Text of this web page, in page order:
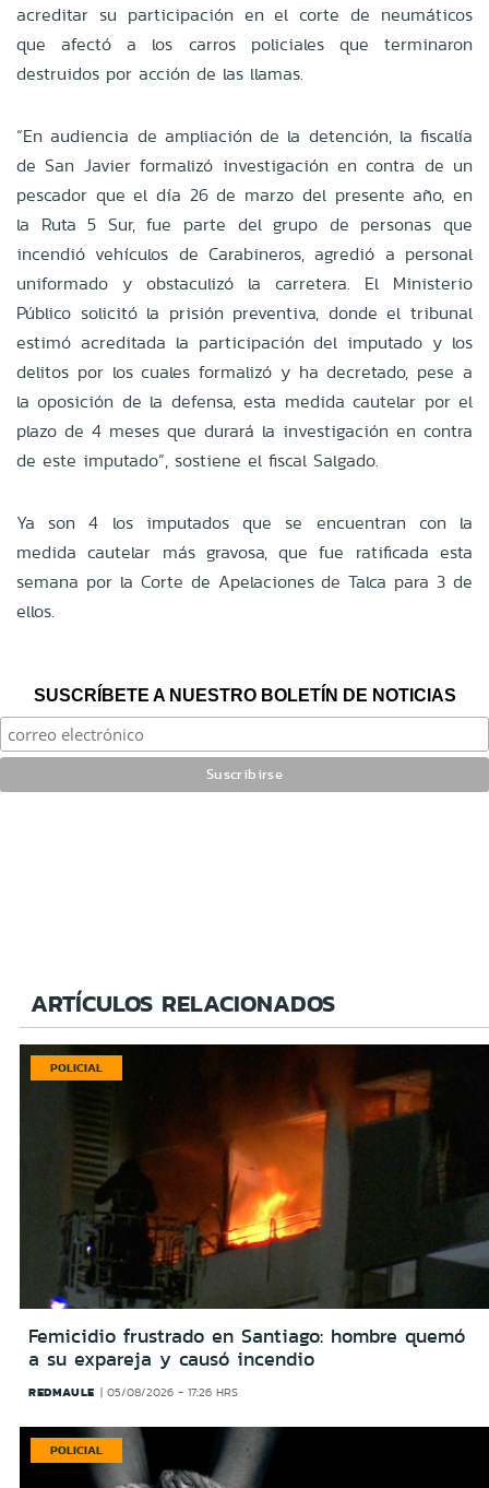
acreditar su participación en el corte de neumáticos
que afectó a los carros policiales que terminaron
destruidos por acción de las llamas.
“En audiencia de ampliación de la detención, la fiscalía
de San Javier formalizó investigación en contra de un
pescador que el día 26 de marzo del presente año, en
la Ruta 5 Sur, fue parte del grupo de personas que
incendió vehículos de Carabineros, agredió a personal
uniformado y obstaculizó la carretera. El Ministerio
Público solicitó la prisión preventiva, donde el tribunal
estimó acreditada la participación del imputado y los
delitos por los cuales formalizó y ha decretado, pese a
la oposición de la defensa, esta medida cautelar por el
plazo de 4 meses que durará la investigación en contra
de este imputado”, sostiene el fiscal Salgado.
Ya son 4 los imputados que se encuentran con la
medida cautelar más gravosa, que fue ratificada esta
semana por la Corte de Apelaciones de Talca para 3 de
ellos.
SUSCRÍBETE A NUESTRO BOLETÍN DE NOTICIAS
ARTÍCULOS RELACIONADOS
POLICIAL
Femicidio frustrado en Santiago: hombre quemó
a su expareja y causó incendio
REDMAULE 05/08/2026 - 17:26 HRS
POLICIAL